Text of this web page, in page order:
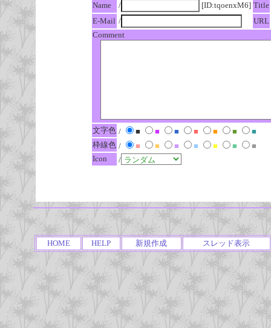
Name
/ [ID:tqoenxM6] Title
E-Mail /
URL
Comment
文字色 / ■ ■ ■ ■ ■ ■
■
枠線色 / ■ ■ ■ ■ ■ ■
■
Icon
/
HOME HELP 新規作成 スレッド表示